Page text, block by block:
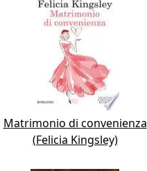
Matrimonio di convenienza
(Felicia Kingsley)